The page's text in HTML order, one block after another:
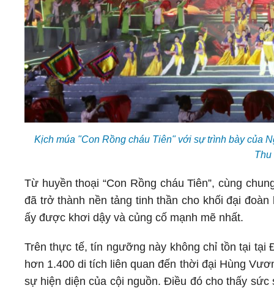
Kịch múa "Con Rồng cháu Tiên" với sự trình bày của
Thu
Từ huyền thoại “Con Rồng cháu Tiên”, cùng
đã trở thành nền tảng tinh thần cho khối đại
ấy được khơi dậy và củng cố mạnh mẽ nhất.
Trên thực tế, tín ngưỡng này không chỉ tồn tại
hơn 1.400 di tích liên quan đến thời đại Hùng
sự hiện diện của cội nguồn. Điều đó cho thấy